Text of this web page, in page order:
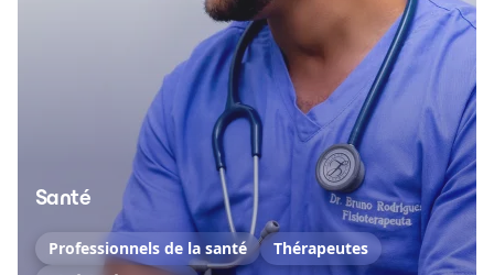
Santé
Professionnels de la santé
Thérapeutes